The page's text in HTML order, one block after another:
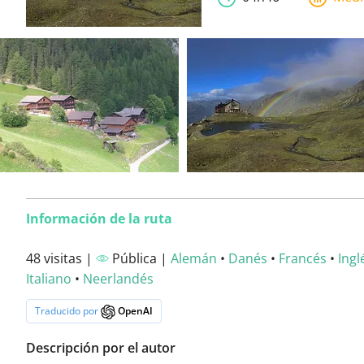
Información de la ruta
48 visitas | Pública | Alemán • Danés • Francés •
Italiano • Neerlandés
Traducido por OpenAI
Descripción por el autor